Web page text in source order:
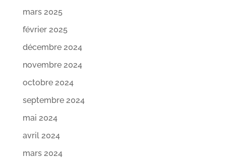
mars 2025
février 2025
décembre 2024
novembre 2024
octobre 2024
septembre 2024
mai 2024
avril 2024
mars 2024